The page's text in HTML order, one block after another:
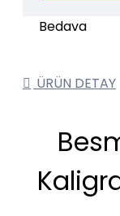
ÜRÜN DETAY